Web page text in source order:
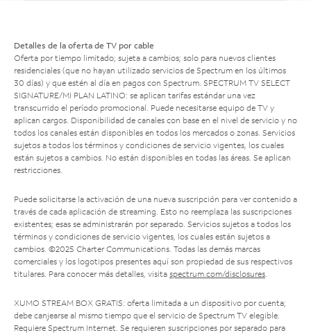
Detalles de la oferta de TV por cable
Oferta por tiempo limitado; sujeta a cambios; solo para nuevos clientes
residenciales (que no hayan utilizado servicios de Spectrum en los últimos
30 días) y que estén al día en pagos con Spectrum. SPECTRUM TV SELECT
SIGNATURE/MI PLAN LATINO: se aplican tarifas estándar una vez
transcurrido el período promocional. Puede necesitarse equipo de TV y
aplican cargos. Disponibilidad de canales con base en el nivel de servicio y no
todos los canales están disponibles en todos los mercados o zonas. Servicios
sujetos a todos los términos y condiciones de servicio vigentes, los cuales
están sujetos a cambios. No están disponibles en todas las áreas. Se aplican
restricciones.
Puede solicitarse la activación de una nueva suscripción para ver contenido a
través de cada aplicación de streaming. Esto no reemplaza las suscripciones
existentes; esas se administrarán por separado. Servicios sujetos a todos los
términos y condiciones de servicio vigentes, los cuales están sujetos a
cambios. ©2025 Charter Communications. Todas las demás marcas
comerciales y los logotipos presentes aquí son propiedad de sus respectivos
titulares. Para conocer más detalles, visita spectrum.com/disclosures.
XUMO STREAM BOX GRATIS: oferta limitada a un dispositivo por cuenta;
debe canjearse al mismo tiempo que el servicio de Spectrum TV elegible.
Requiere Spectrum Internet. Se requieren suscripciones por separado para